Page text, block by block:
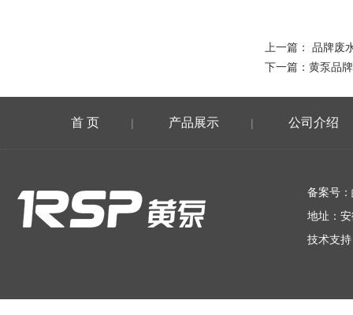
上一篇： 品牌废
下一篇： 黄泵品
首 页 | 产品展示 | 公司介绍
备案号：
地址：
技术支